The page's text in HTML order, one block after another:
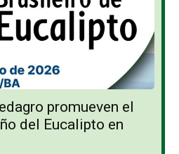
promueven el
del Eucalipto en